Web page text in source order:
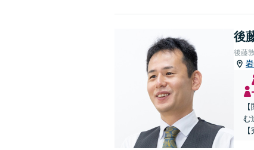
後
後藤
む